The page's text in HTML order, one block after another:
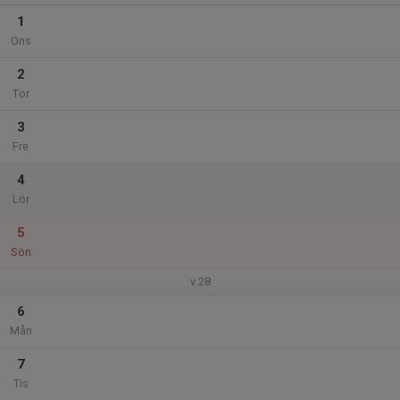
1
Ons
2
Tor
3
Fre
4
Lör
5
Sön
v.28
6
Mån
7
Tis